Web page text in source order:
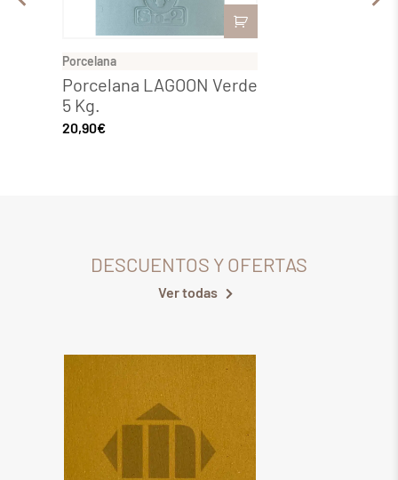
Verde
Porcelana BLACK ICE
DESCUENTOS Y OFERTAS
Ver todas